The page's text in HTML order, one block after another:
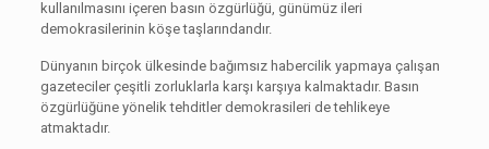
kullanılmasını içeren basın özgürlüğü, günümüz ileri
demokrasilerinin köşe taşlarındandır.
Dünyanın birçok ülkesinde bağımsız habercilik yapmaya çalışan
gazeteciler çeşitli zorluklarla karşı karşıya kalmaktadır. Basın
özgürlüğüne yönelik tehditler demokrasileri de tehlikeye
atmaktadır.